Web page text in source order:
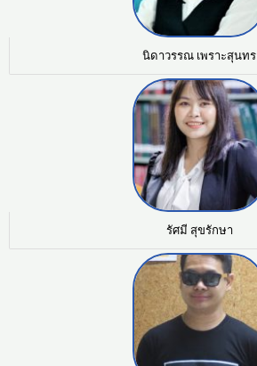
นิดาวรรณ เพราะสุนทร
รัศมี สุขรักษา